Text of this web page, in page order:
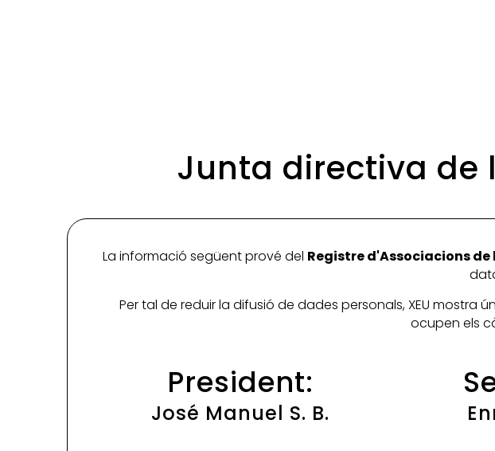
Junta directiva de
La informació següent prové del Registre d'Associacions
Per tal de reduir la difusió de dades personals, XEU mostra
ocupen els
President:
José Manuel S. B.